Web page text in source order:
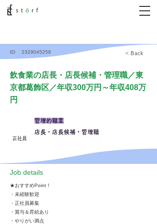
ID: 2329045258 < Back
飲食業の店長・店長候補・管理職／東
京都葛飾区／年収300万円～年収408万
円
正社員
管理的職業
店長・店長候補・管理職
​Job details
★おすすめPoint！
・未経験歓迎
・正社員募集
・賞与＆昇給あり
・やりがい満点